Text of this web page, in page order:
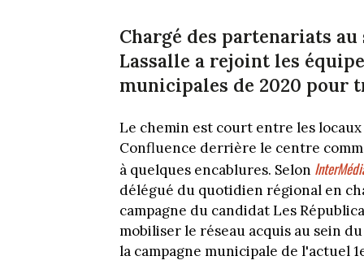
Chargé des partenariats
Lassalle a rejoint les
municipales de 2020 pour
Le chemin est court entre les
Confluence derrière le centre
à quelques encablures. Selon
délégué du quotidien régional en
campagne du candidat Les
mobiliser le réseau acquis au sein
la campagne municipale de l'actuel